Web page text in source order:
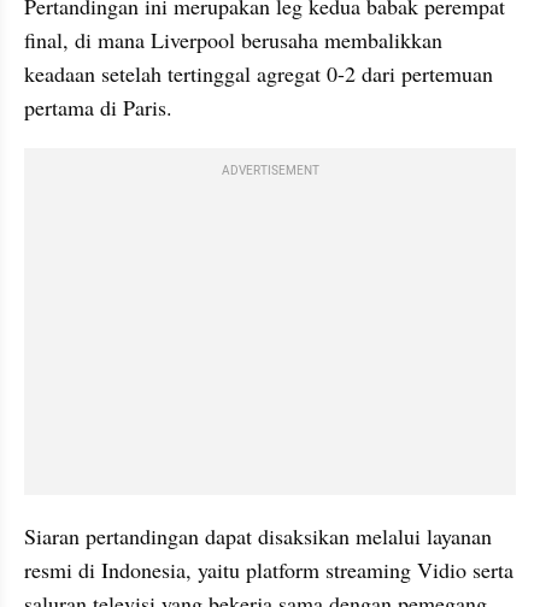
Pertandingan ini merupakan leg kedua babak perempat
final, di mana Liverpool berusaha membalikkan
keadaan setelah tertinggal agregat 0-2 dari pertemuan
pertama di Paris.
ADVERTISEMENT
Siaran pertandingan dapat disaksikan melalui layanan
resmi di Indonesia, yaitu platform streaming Vidio serta